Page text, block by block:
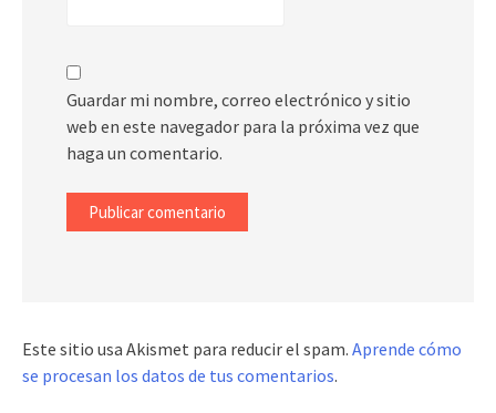
Guardar mi nombre, correo electrónico y sitio
web en este navegador para la próxima vez que
haga un comentario.
Este sitio usa Akismet para reducir el spam. Aprende cómo
se procesan los datos de tus comentarios.